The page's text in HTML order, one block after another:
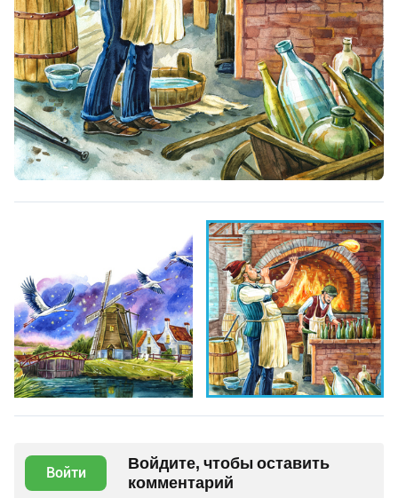
Войти
Войдите, чтобы оставить
комментарий